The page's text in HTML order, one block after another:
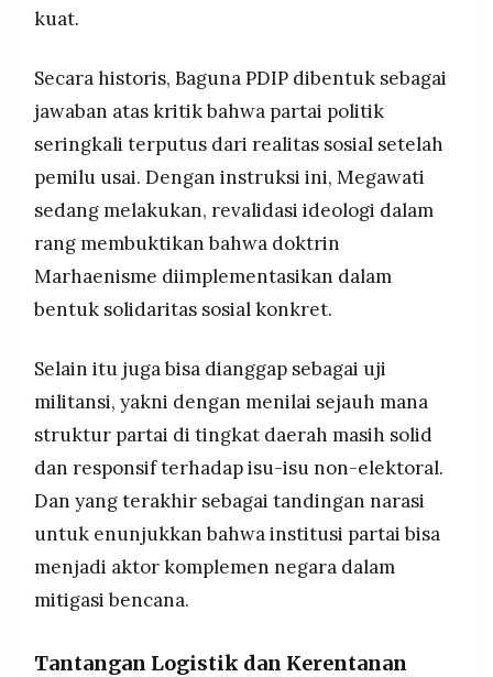
kuat.
Secara historis, Baguna PDIP dibentuk sebagai
jawaban atas kritik bahwa partai politik
seringkali terputus dari realitas sosial setelah
pemilu usai. Dengan instruksi ini, Megawati
sedang melakukan, revalidasi ideologi dalam
rang membuktikan bahwa doktrin
Marhaenisme diimplementasikan dalam
bentuk solidaritas sosial konkret.
Selain itu juga bisa dianggap sebagai uji
militansi, yakni dengan menilai sejauh mana
struktur partai di tingkat daerah masih solid
dan responsif terhadap isu-isu non-elektoral.
Dan yang terakhir sebagai tandingan narasi
untuk enunjukkan bahwa institusi partai bisa
menjadi aktor komplemen negara dalam
mitigasi bencana.
Tantangan Logistik dan Kerentanan